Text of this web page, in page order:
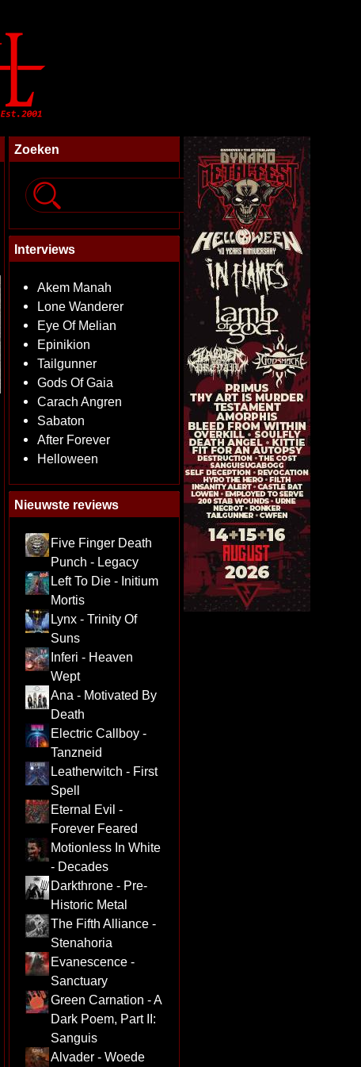
Zoeken
Interviews
Akem Manah
Lone Wanderer
Eye Of Melian
Epinikion
Tailgunner
Gods Of Gaia
Carach Angren
Sabaton
After Forever
Helloween
Nieuwste reviews
Five Finger Death
Punch - Legacy
Left To Die - Initium
Mortis
Lynx - Trinity Of
Suns
Inferi - Heaven
Wept
Ana - Motivated By
Death
Electric Callboy -
Tanzneid
Leatherwitch - First
Spell
Eternal Evil -
Forever Feared
Motionless In White
- Decades
Darkthrone - Pre-
Historic Metal
The Fifth Alliance -
Stenahoria
Evanescence -
Sanctuary
Green Carnation - A
Dark Poem, Part II:
Sanguis
Alvader - Woede